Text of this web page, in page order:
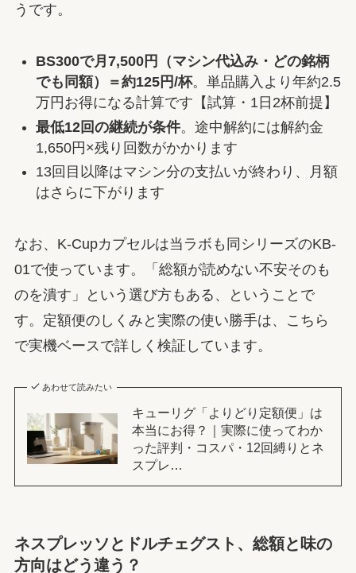
うです。
BS300で月7,500円（マシン代込み・どの銘柄
でも同額）＝約125円/杯。単品購入より年約2.5
万円お得になる計算です【試算・1日2杯前提】
最低12回の継続が条件。途中解約には解約金
1,650円×残り回数がかかります
13回目以降はマシン分の支払いが終わり、月額
はさらに下がります
なお、K-Cupカプセルは当ラボも同シリーズのKB-
01で使っています。「総額が読めない不安そのも
のを潰す」という選び方もある、ということで
す。定額便のしくみと実際の使い勝手は、こちら
で実機ベースで詳しく検証しています。
あわせて読みたい
キューリグ「よりどり定額便」は
本当にお得？｜実際に使ってわか
った評判・コスパ・12回縛りとネ
スプレ…
ネスプレッソとドルチェグスト、総額と味の
方向はどう違う？